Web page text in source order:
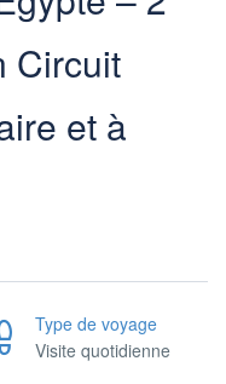
Circuit
et à
Type de voyage
Visite quotidienne